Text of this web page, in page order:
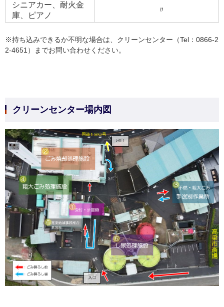
シニアカー、耐火金
庫、ピアノ
〃
※持ち込みできるか不明な場合は、クリーンセンター（Tel：0866-2
2-4651）までお問い合わせください。
クリーンセンター場内図